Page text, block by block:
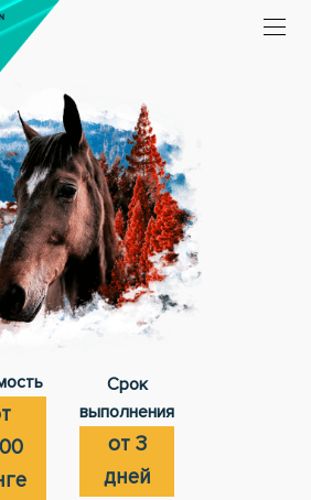
Срок
выполнения
от 3
дней